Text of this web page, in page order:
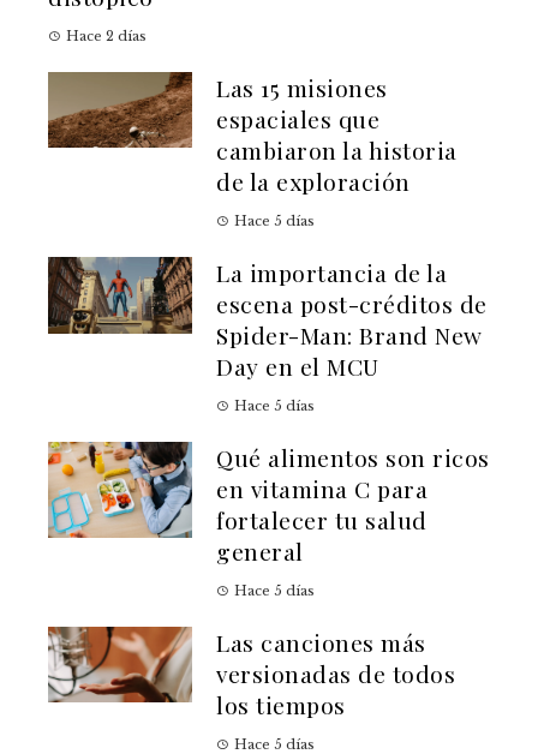
Hace 2 días
Las 15 misiones
espaciales que
cambiaron la historia
de la exploración
Hace 5 días
La importancia de la
escena post-créditos de
Spider-Man: Brand New
Day en el MCU
Hace 5 días
Qué alimentos son ricos
en vitamina C para
fortalecer tu salud
general
Hace 5 días
Las canciones más
versionadas de todos
los tiempos
Hace 5 días